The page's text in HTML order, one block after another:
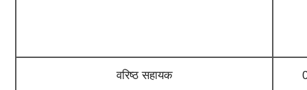
वरिष्ठ सहायक